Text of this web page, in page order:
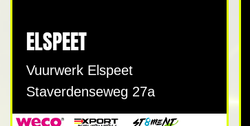
ELSPEET
Vuurwerk Elspeet
Staverdenseweg 27a